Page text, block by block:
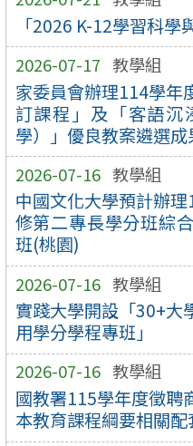
「2026 K-12學習科學
2026-07-17 教學組
家委員會辦理114學年
訂課程」及「客語
學）」優良教案遴選
2026-07-16 教學組
中國文化大學預計辦
修第二專長學分班綜
班(桃園)
2026-07-16 教學組
實踐大學開設「30+大
用學分學程專班」
2026-07-16 教學組
國教署115學年度徵聘
本教育課程綱要相關